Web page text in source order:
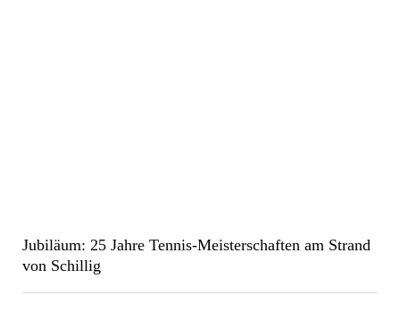
Jubiläum: 25 Jahre Tennis-Meisterschaften am Strand
von Schillig